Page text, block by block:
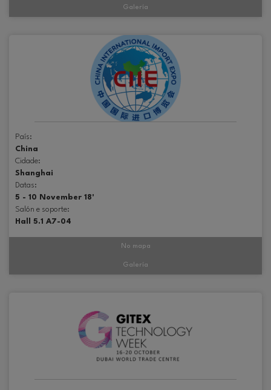
Galería
País:
China
Cidade:
Shanghai
Datas:
5 - 10 November 18'
Salón e soporte:
Hall 5.1 A7-04
No mapa
Galería